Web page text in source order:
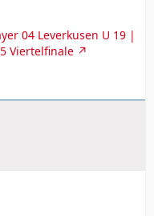
04 Leverkusen U 19 |
Viertelfinale